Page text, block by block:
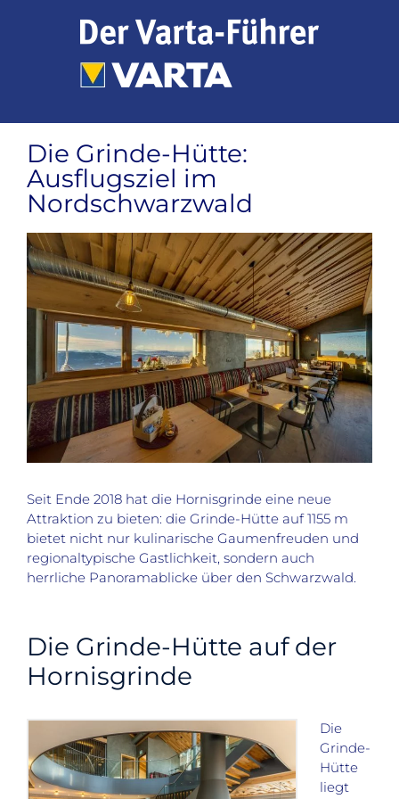
Die Grinde-Hütte:
Ausflugsziel im
Nordschwarzwald
Zeige
grösseres
Bild
Seit Ende 2018 hat die Hornisgrinde eine neue
Attraktion zu bieten: die Grinde-Hütte auf 1155 m
bietet nicht nur kulinarische Gaumenfreuden und
regionaltypische Gastlichkeit, sondern auch
herrliche Panoramablicke über den Schwarzwald.
Die Grinde-Hütte auf der
Hornisgrinde
Die
Grinde-
Hütte
liegt